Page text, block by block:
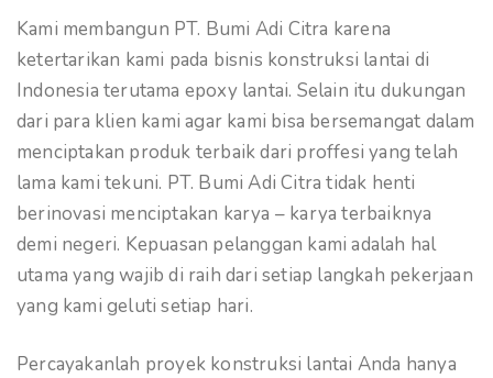
Kami membangun PT. Bumi Adi Citra karena
ketertarikan kami pada bisnis konstruksi lantai di
Indonesia terutama epoxy lantai. Selain itu dukungan
dari para klien kami agar kami bisa bersemangat dalam
menciptakan produk terbaik dari proffesi yang telah
lama kami tekuni. PT. Bumi Adi Citra tidak henti
berinovasi menciptakan karya – karya terbaiknya
demi negeri. Kepuasan pelanggan kami adalah hal
utama yang wajib di raih dari setiap langkah pekerjaan
yang kami geluti setiap hari.
Percayakanlah proyek konstruksi lantai Anda hanya